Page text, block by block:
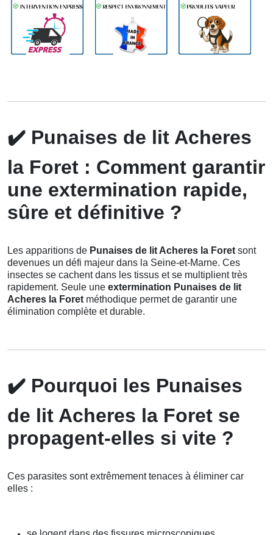
✔️ Punaises de lit Acheres
la Foret : Comment garantir
une extermination rapide,
sûre et définitive ?
Les apparitions de Punaises de lit Acheres la Foret sont
devenues un défi majeur dans la Seine-et-Marne. Ces
insectes se cachent dans les tissus et se multiplient très
rapidement. Seule une extermination Punaises de lit
Acheres la Foret méthodique permet de garantir une
élimination complète et durable.
✔️ Pourquoi les Punaises
de lit Acheres la Foret se
propagent-elles si vite ?
Ces parasites sont extrêmement tenaces à éliminer car
elles :